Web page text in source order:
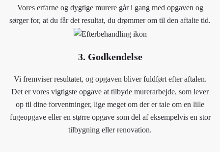
Vores erfarne og dygtige murere går i gang med opgaven og
sørger for, at du får det resultat, du drømmer om til den aftalte tid.
3. Godkendelse
Vi fremviser resultatet, og opgaven bliver fuldført efter aftalen.
Det er vores vigtigste opgave at tilbyde murerarbejde, som lever
op til dine forventninger, lige meget om der er tale om en lille
fugeopgave eller en større opgave som del af eksempelvis en stor
tilbygning eller renovation.